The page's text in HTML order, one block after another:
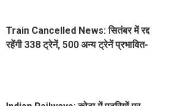
Train Cancelled News: सितंबर में रद्द
रहेंगी 338 ट्रेनें, 500 अन्य ट्रेनें प्रभावित-